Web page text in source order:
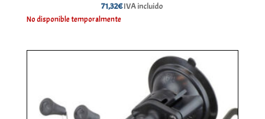
71,32€IVA incluido
No disponible temporalmente